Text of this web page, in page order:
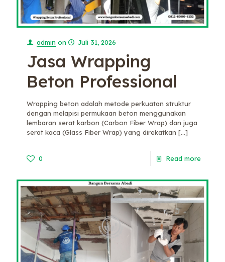
admin on Juli 31, 2026
Jasa Wrapping
Beton Professional
Wrapping beton adalah metode perkuatan struktur
dengan melapisi permukaan beton menggunakan
lembaran serat karbon (Carbon Fiber Wrap) dan juga
serat kaca (Glass Fiber Wrap) yang direkatkan […]
0 Read more